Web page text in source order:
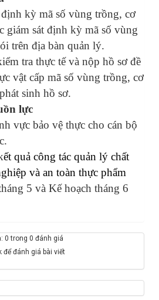
kỳ mã số vùng trồng, cơ
giám sát định kỳ mã số vùng
trên địa bàn quản lý.
tra thực tế và nộp hồ sơ đề
vật cấp mã số vùng trồng, cơ
sinh hồ sơ.
lực
vực bảo vệ thực cho cán bộ
ết quả công tác quản lý chất
và an toàn thực phẩm
5 và Kế hoạch tháng 6
0 trong 0 đánh giá
để đánh giá bài viết